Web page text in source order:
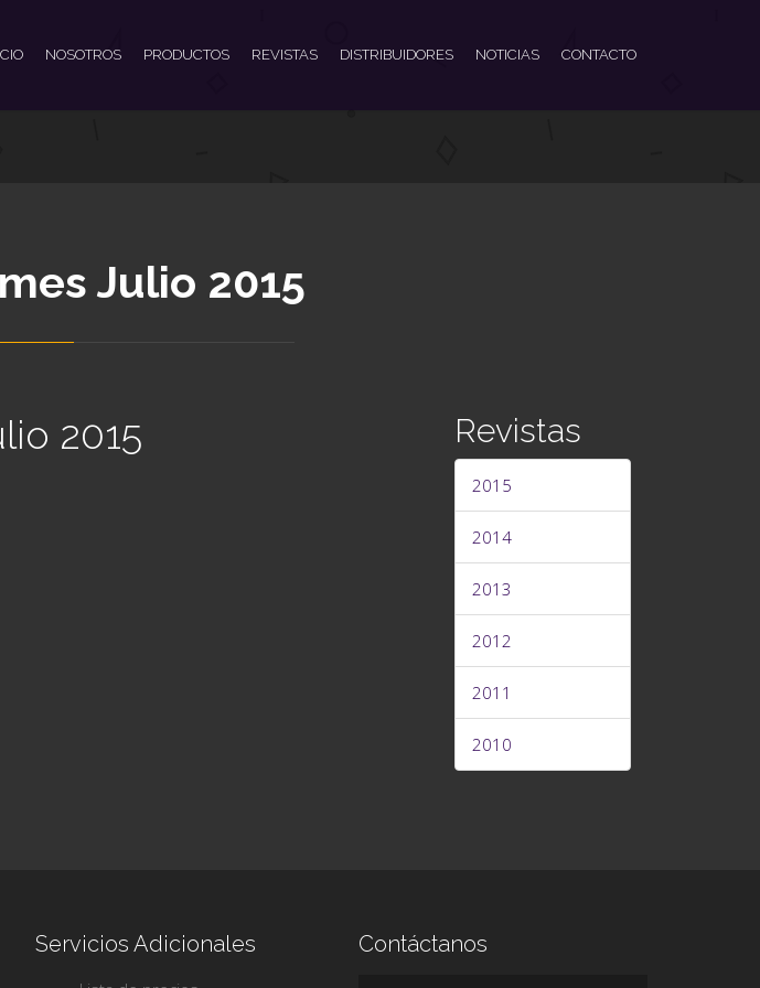
NOSOTROS PRODUCTOS REVISTAS DISTRIBUIDORES NOTICIAS CONTACTO
Julio 2015
2015 Revistas
2015
2014
2013
2012
2011
2010
Servicios Adicionales Contáctanos